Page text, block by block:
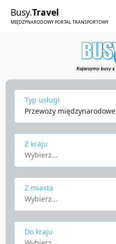
Busy.Travel
MIĘDZYNARODOWY PORTAL TRANSPORTOWY
Typ usługi
Przewozy międzynarodowe
Z kraju
Wybierz...
Z miasta
Wybierz...
Do kraju